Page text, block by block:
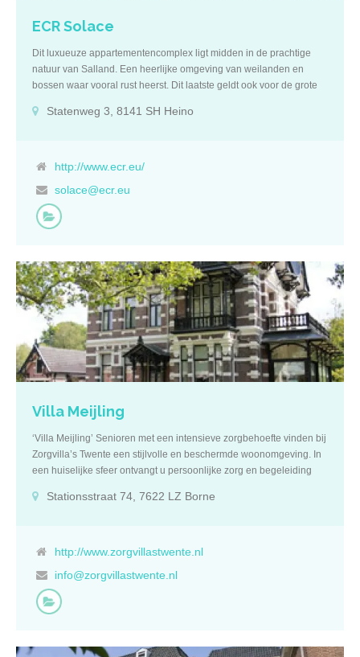
ECR Solace
Dit luxueuze appartementencomplex ligt midden in de prachtige
natuur van Salland. Een heerlijke omgeving van weilanden en
bossen waar vooral rust heerst. Dit laatste geldt ook voor de grote
Op een steenworpafstand is het gezellige centrum van Heino.
uitvoeringen. Elk appartement heeft een (open) keuken, een
mooi balkon. In de woon-zorgappartementen kan men met lichte
en/of zware zorg tot het einde toe zelfstandig wonen. Dit kan alleen
of in gezinsverband, ongeacht de leeftijd en ongeacht de
cliënt. Zorg kan vanuit de AWBZ gefinancierd worden. Kortdurend
verblijf ECR Solace beschikt over 11 zorghotelstudio’s voor tijdelijk
verblijf waar u ‘helend kunt recreëren’ in een vakantieachtige
omgeving. In de zorghotelstudio’s bent u net als in de
appartementen gedurende 24 uur per dag verzekerd van
professionele zorg en begeleiding. De kosten van kortdurend
verblijf in een zorghotelstudio worden soms vanuit de AWBZ, soms
vanuit de aanvullende verzekering betaald, mits u voldoende
Statenweg 3, 8141 SH Heino
http://www.ecr.eu/
solace@ecr.eu
Villa Meijling
‘Villa Meijling’ Senioren met een intensieve zorgbehoefte vinden bij
Zorgvilla’s Twente een stijlvolle en beschermde woonomgeving. In
een huiselijke sfeer ontvangt u persoonlijke zorg en begeleiding
aan tal van activiteiten en uitstapjes. Omschrijving In Villa Meijling
beroep kunt doen op onze zorgmedewerkers, kunt u hier wonen
stijl van de monumentale villa. U bent vrij om de stoffering te
vervangen en zo de suite naar uw eigen smaak in te richten.
Uiteraard is uw suite toegankelijk voor rolstoelen en andere
alarmeringssysteem. Er zijn zowel suites voor echtparen als voor
Stationsstraat 74, 7622 LZ Borne
http://www.zorgvillastwente.nl
info@zorgvillastwente.nl